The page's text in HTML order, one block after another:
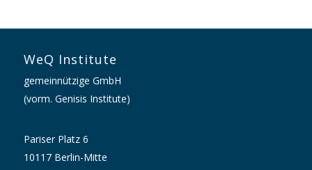
WeQ Institute
gemeinnützige GmbH
(vorm. Genisis Institute)
Pariser Platz 6
10117 Berlin-Mitte